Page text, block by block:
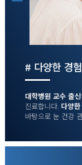
# 다양한 경
대학병원 교수 출신
진료합니다. 다양
바탕으로 눈 건강